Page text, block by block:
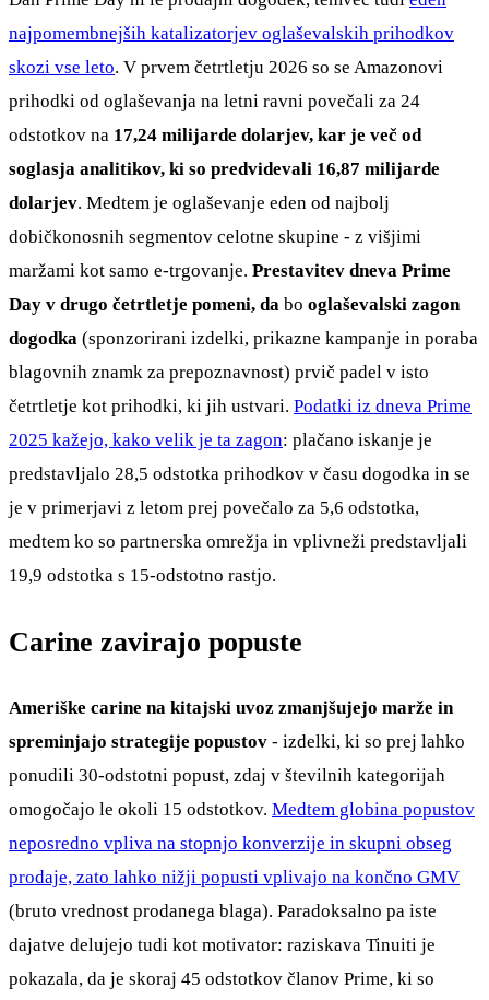
najpomembnejših katalizatorjev oglaševalskih prihodkov
skozi vse leto. V prvem četrtletju 2026 so se Amazonovi
prihodki od oglaševanja na letni ravni povečali za 24
odstotkov na 17,24 milijarde dolarjev, kar je več od
soglasja analitikov, ki so predvidevali 16,87 milijarde
dolarjev. Medtem je oglaševanje eden od najbolj
dobičkonosnih segmentov celotne skupine - z višjimi
maržami kot samo e-trgovanje. Prestavitev dneva Prime
Day v drugo četrtletje pomeni, da bo oglaševalski zagon
dogodka (sponzorirani izdelki, prikazne kampanje in poraba
blagovnih znamk za prepoznavnost) prvič padel v isto
četrtletje kot prihodki, ki jih ustvari. Podatki iz dneva Prime
2025 kažejo, kako velik je ta zagon: plačano iskanje je
predstavljalo 28,5 odstotka prihodkov v času dogodka in se
je v primerjavi z letom prej povečalo za 5,6 odstotka,
medtem ko so partnerska omrežja in vplivneži predstavljali
19,9 odstotka s 15-odstotno rastjo.
Carine zavirajo popuste
Ameriške carine na kitajski uvoz zmanjšujejo marže in
spreminjajo strategije popustov - izdelki, ki so prej lahko
ponudili 30-odstotni popust, zdaj v številnih kategorijah
omogočajo le okoli 15 odstotkov. Medtem globina popustov
neposredno vpliva na stopnjo konverzije in skupni obseg
prodaje, zato lahko nižji popusti vplivajo na končno GMV
(bruto vrednost prodanega blaga). Paradoksalno pa iste
dajatve delujejo tudi kot motivator: raziskava Tinuiti je
pokazala, da je skoraj 45 odstotkov članov Prime, ki so